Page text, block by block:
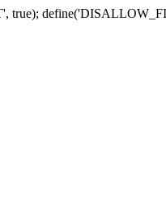
true);